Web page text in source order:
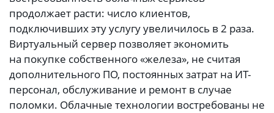
продолжает расти: число клиентов,
подключивших эту услугу увеличилось в 2 раза.
Виртуальный сервер позволяет экономить
на покупке собственного «железа», не считая
дополнительного ПО, постоянных затрат на ИТ-
персонал, обслуживание и ремонт в случае
поломки. Облачные технологии востребованы не